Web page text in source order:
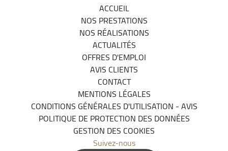
ACCUEIL
NOS PRESTATIONS
NOS RÉALISATIONS
ACTUALITÉS
OFFRES D'EMPLOI
AVIS CLIENTS
CONTACT
MENTIONS LÉGALES
CONDITIONS GÉNÉRALES D'UTILISATION - AVIS
POLITIQUE DE PROTECTION DES DONNÉES
GESTION DES COOKIES
Suivez-nous